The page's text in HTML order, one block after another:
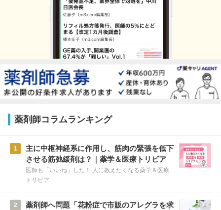
薬剤師コラムランキング
1
主に中枢神経系に作用し、筋肉の緊張を低下
させる筋弛緩剤は？｜薬学＆医療トリビア
医師も「いいね」した！ 人に教えたくなる薬学＆医療
トリビア
2
薬剤師へ問題「花粉症で市販のアレグラを求